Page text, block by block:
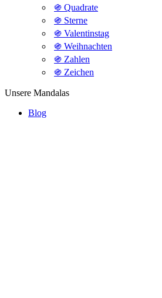
֍ Quadrate
֍ Sterne
֍ Valentinstag
֍ Weihnachten
֍ Zahlen
֍ Zeichen
Unsere Mandalas
Blog